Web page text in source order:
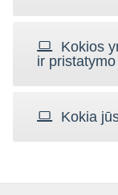
Kokios
ir
Kokia